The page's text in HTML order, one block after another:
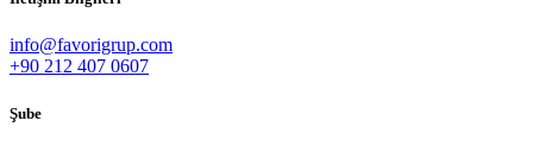
info@favorigrup.com
+90 212 407 0607
Şube